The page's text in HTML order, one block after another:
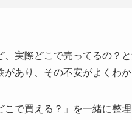
、実際どこで売ってるの？
あり、その不安がよくわか
こで買える？」を一緒に整